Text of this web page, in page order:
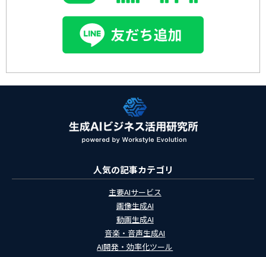
人気の記事カテゴリ
主要AIサービス
画像生成AI
動画生成AI
音楽・音声生成AI
AI開発・効率化ツール